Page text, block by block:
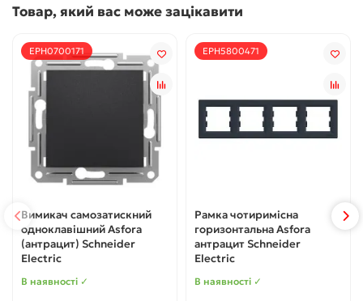
Товар, який вас може зацікавити
EPH0700171
Вимикач самозатискний
одноклавішний Asfora
(антрацит) Schneider
Electric
В наявності ✓
EPH5800471
Рамка чотиримісна
горизонтальна Asfora
антрацит Schneider
Electric
В наявності ✓